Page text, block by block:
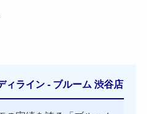
ィライン - ブルーム 渋谷店